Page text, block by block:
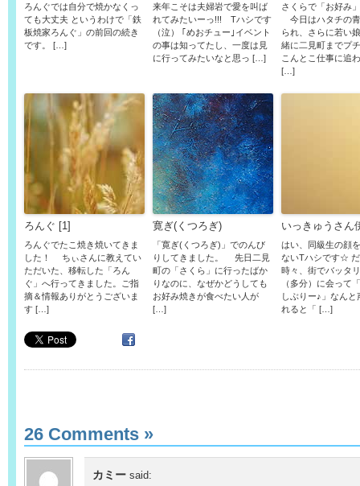
ろんぐでは自分で焼かなくっ
ても大丈夫 というわけで「鉄
板焼家ろんぐ」の前回の続き
です。 […]
来年こそは夫婦岩で愛を叫ば
れてみたいーっ!!! Tハシです
（泣） ｢めおチュー｣イベント
の事は知ってたし、一度は見
に行ってみたいなと思っ […]
さくらで「お好み
今日はハタチの
られ、さらに若い
緒に二見町までプ
こんとこ仕事に追
[…]
ろんぐ [1]
ろんぐでたこ焼き焼いてきま
した！ ちぃさんに教えてい
ただいた、移転した「ろん
ぐ」へ行ってきました。ご指
摘＆情報ありがとうございま
す […]
寛ぎ(くつろぎ)
「寛ぎ(くつろぎ)」でのんび
りしてきました。 先日二見
町の「さくら」に行ったばか
りなのに、なぜかどうしても
お好み焼きが食べたい人が
[…]
いっきゅうさん
はい、同級生の顔
ないTハシです☆
時々、街でバッタ
（多分）に会って
しぶりー♪」なんと
れると「 […]
26 Comments »
カミー said: